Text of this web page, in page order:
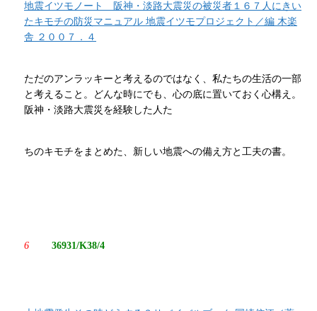
地震イツモノート 阪神・淡路大震災の被災者１６７人にきい
たキモチの防災マニュアル 地震イツモプロジェクト／編 木楽
舎 ２００７．４
ただのアンラッキーと考えるのではなく、私たちの生活の一部
と考えること。どんな時にでも、心の底に置いておく心構え。
阪神・淡路大震災を経験した人た
ちのキモチをまとめた、新しい地震への備え方と工夫の書。
6 36931/K38/4